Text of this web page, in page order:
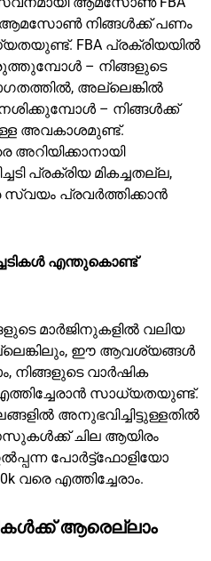
ആമസോൺ നിങ്ങൾക്ക് പണം
FBA പ്രക്രിയയിൽ
– നിങ്ങളുടെ
അല്ലെങ്കിൽ
– നിങ്ങൾക്ക്
അവകാശമുണ്ട്.
പ്രക്രിയ മികച്ചതല്ല,
സ്വയം പ്രവർത്തിക്കാൻ
എന്തുകൊണ്ട്
മാർജിനുകളിൽ വലിയ
ഈ ആവശ്യങ്ങൾ
നിങ്ങളുടെ വാർഷിക
എത്തിച്ചേരാൻ സാധ്യതയുണ്ട്.
അനുഭവിച്ചിട്ടുള്ളതിൽ
ചില ആയിരം
പോർട്ട്ഫോളിയോ
എത്തിച്ചേരാം.
ആരെല്ലാം